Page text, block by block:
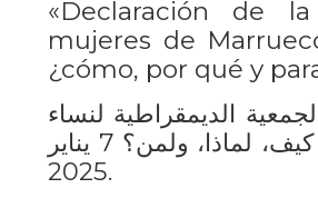
«Declaración de
mujeres de
¿cómo, por qué y
الديمقراطية لنساء
المغرب. إعادة النظر في التشريع - الأسري: كيف، لماذا، ولمن؟ 7 يناير
2025.